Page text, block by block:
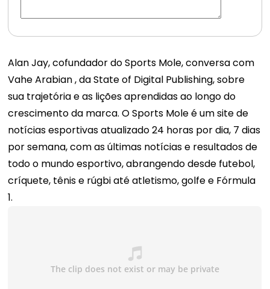
Alan Jay, cofundador do Sports Mole, conversa com
Vahe Arabian , da State of Digital Publishing, sobre
sua trajetória e as lições aprendidas ao longo do
crescimento da marca. O Sports Mole é um site de
notícias esportivas atualizado 24 horas por dia, 7 dias
por semana, com as últimas notícias e resultados de
todo o mundo esportivo, abrangendo desde futebol,
críquete, tênis e rúgbi até atletismo, golfe e Fórmula
1.